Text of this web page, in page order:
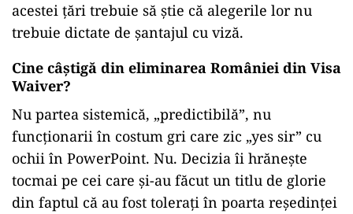
acestei țări trebuie să știe că alegerile lor nu
trebuie dictate de șantajul cu viză.
Cine câștigă din eliminarea României din Visa
Waiver?
Nu partea sistemică, „predictibilă”, nu
funcționarii în costum gri care zic „yes sir” cu
ochii în PowerPoint. Nu. Decizia îi hrănește
tocmai pe cei care și-au făcut un titlu de glorie
din faptul că au fost tolerați în poarta reședinței